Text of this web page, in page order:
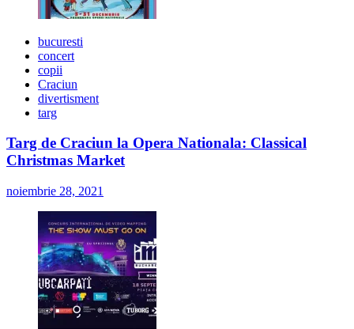
bucuresti
concert
copii
Craciun
divertisment
targ
Targ de Craciun la Opera Nationala: Classical
Christmas Market
noiembrie 28, 2021